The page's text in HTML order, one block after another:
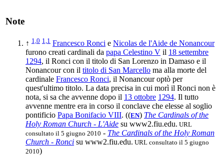
Note
↑ 1,0 1,1 Francesco Ronci e Nicolas de l'Aide de Nonancour
furono creati cardinali da papa Celestino V il 18 settembre
1294, il Ronci con il titolo di San Lorenzo in Damaso e il
Nonancour con il titolo di San Marcello ma alla morte del
cardinale Francesco Ronci, il Nonancour optò per
quest'ultimo titolo. La data precisa in cui morì il Ronci non è
nota, si sa che avvenne dopo il 13 ottobre 1294. Il tutto
avvenne mentre era in corso il conclave che elesse al soglio
pontificio Papa Bonifacio VIII. ((EN) The Cardinals of the
Holy Roman Church - L'Aide su www2.fiu.edu. URL
consultato il 5 giugno 2010 - The Cardinals of the Holy Roman
Church - Ronci su www2.fiu.edu. URL consultato il 5 giugno
2010)